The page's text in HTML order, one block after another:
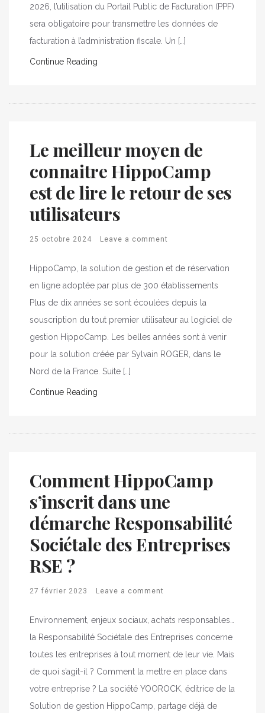
2026, l’utilisation du Portail Public de Facturation (PPF)
sera obligatoire pour transmettre les données de
facturation à l’administration fiscale. Un […]
Continue Reading
Le meilleur moyen de
connaitre HippoCamp
est de lire le retour de ses
utilisateurs
25 octobre 2024 Leave a comment
HippoCamp, la solution de gestion et de réservation
en ligne adoptée par plus de 300 établissements
Plus de dix années se sont écoulées depuis la
souscription du tout premier utilisateur au logiciel de
gestion HippoCamp. Les belles années sont à venir
pour la solution créée par Sylvain ROGER, dans le
Nord de la France. Suite […]
Continue Reading
Comment HippoCamp
s’inscrit dans une
démarche Responsabilité
Sociétale des Entreprises
RSE ?
27 février 2023 Leave a comment
Environnement, enjeux sociaux, achats responsables…
la Responsabilité Sociétale des Entreprises concerne
toutes les entreprises à tout moment de leur vie. Mais
de quoi s’agit-il ? Comment la mettre en place dans
votre entreprise ? La société YOOROCK, éditrice de la
Solution de gestion HippoCamp, partage déjà de